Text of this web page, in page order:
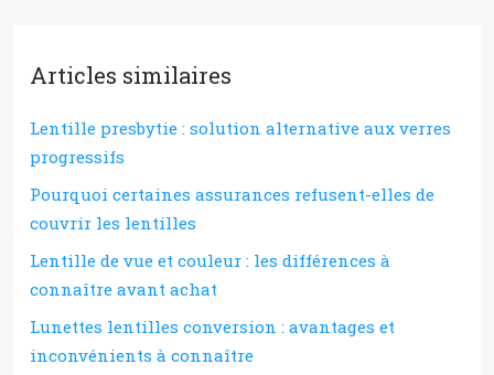
Articles similaires
Lentille presbytie : solution alternative aux verres
progressifs
Pourquoi certaines assurances refusent-elles de
couvrir les lentilles
Lentille de vue et couleur : les différences à
connaître avant achat
Lunettes lentilles conversion : avantages et
inconvénients à connaître